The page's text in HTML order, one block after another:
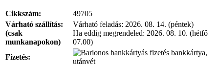
Cikkszám:
49705
Várható szállítás:
(csak
munkanapokon)
Várható feladás: 2026. 08. 14. (péntek)
Ha eddig megrendeled: 2026. 08. 10. (hétfő
07.00)
Fizetés:
bankkártya,
utánvét